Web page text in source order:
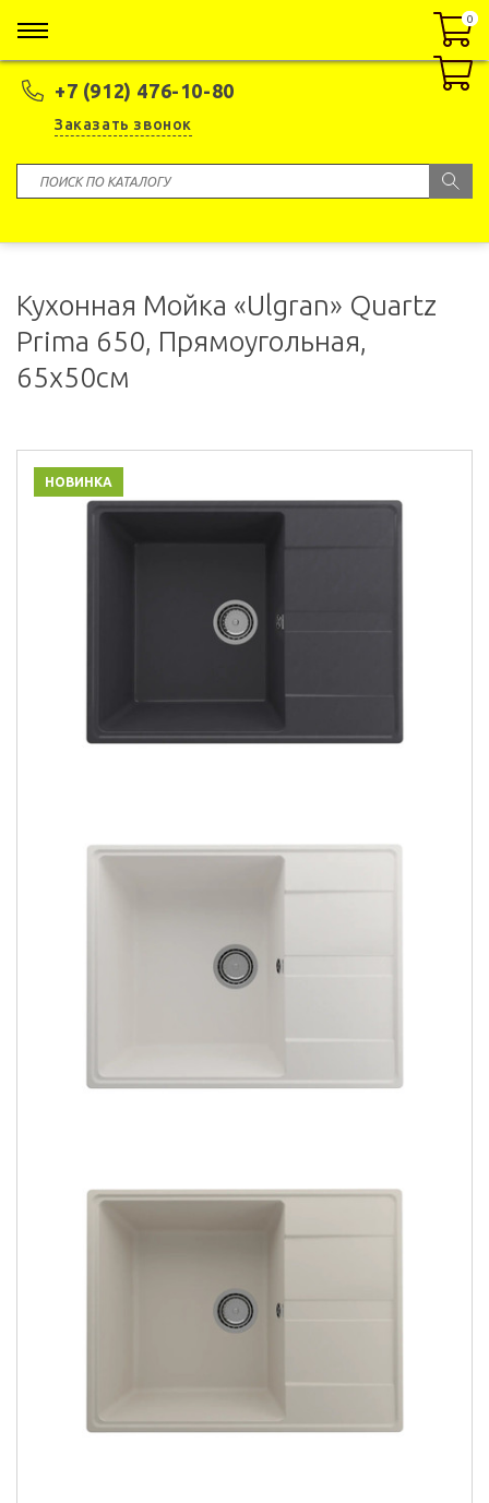
+7 (912) 476-10-80
Заказать звонок
0
0
Кухонная Мойка «Ulgran» Quartz
Prima 650, Прямоугольная,
65x50см
НОВИНКА